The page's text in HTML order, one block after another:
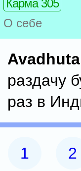
Карма 305
О себе
Avadhuta
раздачу
раз в
1 2